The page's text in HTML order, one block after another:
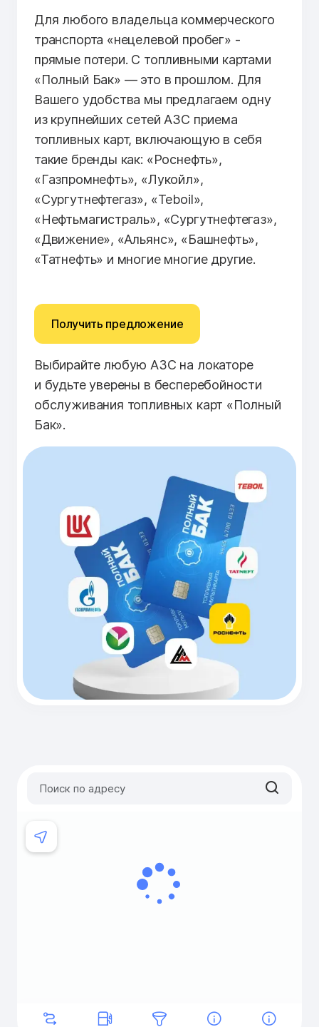
Для любого владельца коммерческого
транспорта «нецелевой пробег» -
прямые потери. С топливными картами
«Полный Бак» — это в прошлом. Для
Вашего удобства мы предлагаем одну
из крупнейших сетей АЗС приема
топливных карт, включающую в себя
такие бренды как: «Роснефть»,
«Газпромнефть», «Лукойл»,
«Сургутнефтегаз», «Teboil»,
«Нефтьмагистраль», «Сургутнефтегаз»,
«Движение», «Альянс», «Башнефть»,
«Татнефть» и многие многие другие.
Получить предложение
Выбирайте любую АЗС на локаторе
и будьте уверены в бесперебойности
обслуживания топливных карт «Полный
Бак».